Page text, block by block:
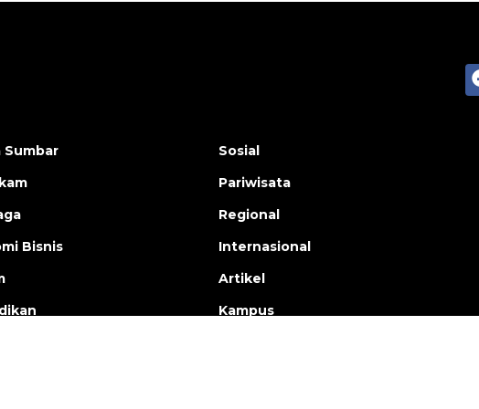
Bisnis
Sosial
Pariwisata
Regional
Internasional
Artikel
Kampus